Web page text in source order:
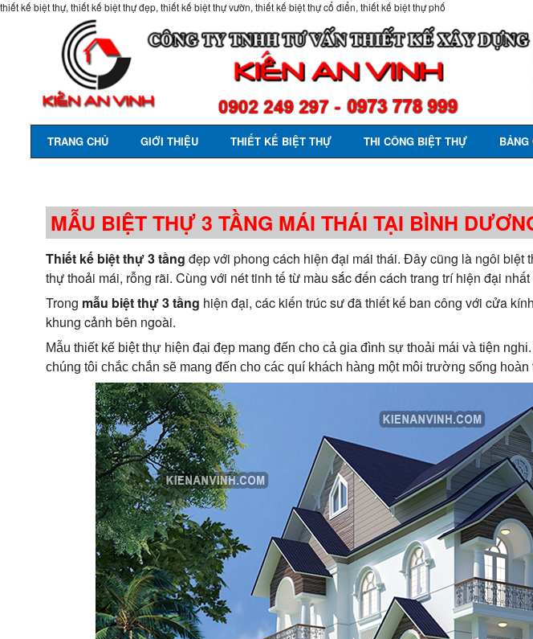
thiết kế biệt thự, thiết kế biệt thự đẹp, thiết kế biệt thự vườn, thiết kế biệt thự cổ điển, thiết kế biệt thự phố
TRANG CHỦ GIỚI THIỆU THIẾT KẾ BIỆT THỰ THI CÔNG BIỆT THỰ BẢNG
MẪU BIỆT THỰ 3 TẦNG MÁI THÁI TẠI BÌNH
Thiết kế biệt thự 3 tầng đẹp với phong cách hiện đại mái thái. Đây cũng là ngôi
thự thoải mái, rỗng rãi. Cùng với nét tinh tế từ màu sắc đến cách trang trí hiện đại
Trong mẫu biệt thự 3 tầng hiện đại, các kiến trúc sư đã thiết kế ban công với cửa
khung cảnh bên ngoài.
Mẫu thiết kế biệt thự hiện đại đẹp mang đến cho cả gia đình sự thoải mái và tiện
chúng tôi chắc chắn sẽ mang đến cho các quí khách hàng một môi trường sống